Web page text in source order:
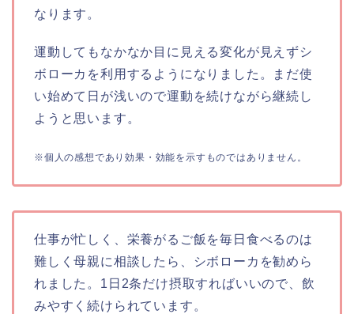
なります。
運動してもなかなか目に見える変化が見えずシ
ボローカを利用するようになりました。まだ使
い始めて日が浅いので運動を続けながら継続し
ようと思います。
※個人の感想であり効果・効能を示すものではありません。
仕事が忙しく、栄養がるご飯を毎日食べるのは
難しく母親に相談したら、シボローカを勧めら
れました。1日2条だけ摂取すればいいので、飲
みやすく続けられています。